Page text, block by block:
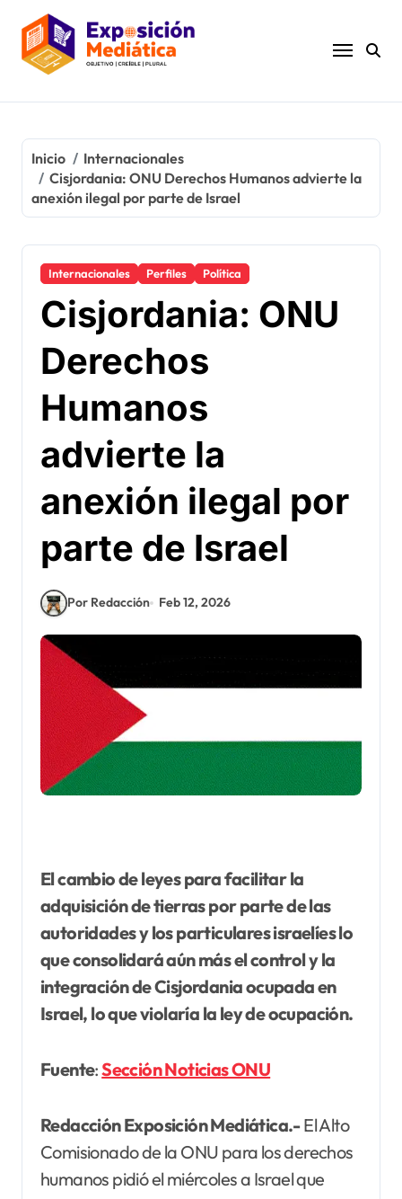
contenido
Inicio
Internacionales
Cisjordania: ONU Derechos Humanos advierte la
anexión ilegal por parte de Israel
Internacionales Perfiles Política
Cisjordania: ONU
Derechos
Humanos
advierte la
anexión ilegal por
parte de Israel
Por Redacción Feb 12, 2026
El cambio de leyes para facilitar la
adquisición de tierras por parte de las
autoridades y los particulares israelíes lo
que consolidará aún más el control y la
integración de Cisjordania ocupada en
Israel, lo que violaría la ley de ocupación.
Fuente:Sección Noticias ONU
Redacción Exposición Mediática.-El Alto
Comisionado de la ONU para los derechos
humanos pidió el miércoles a Israel que